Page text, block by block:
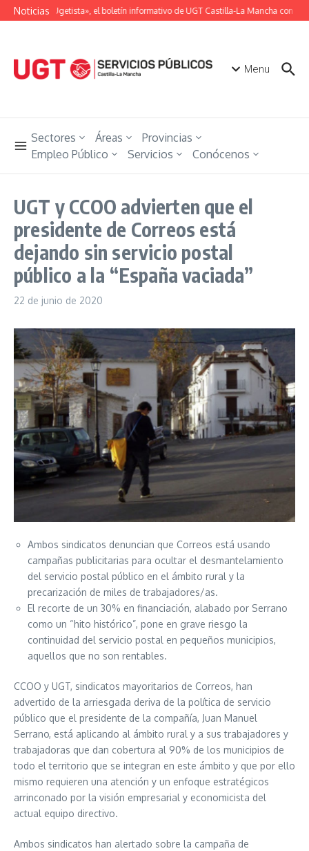
Saltar al contenido
Noticias
«Unión Ugetista», el boletín informativo de UGT Castilla-La Mancha con
Menu
Sectores Áreas
Provincias
Empleo Público
Servicios Conócenos
UGT y CCOO advierten que el
presidente de Correos está
dejando sin servicio postal
público a la “España vaciada”
22 de junio de 2020
Ambos sindicatos denuncian que Correos está usando
campañas publicitarias para ocultar el desmantelamiento
del servicio postal público en el ámbito rural y la
precarización de miles de trabajadores/as.
El recorte de un 30% en financiación, alabado por Serrano
como un “hito histórico”, pone en grave riesgo la
continuidad del servicio postal en pequeños municipios,
aquellos que no son rentables.
CCOO y UGT, sindicatos mayoritarios de Correos, han
advertido de la arriesgada deriva de la política de servicio
público que el presidente de la compañía, Juan Manuel
Serrano, está aplicando al ámbito rural y a sus trabajadores y
trabajadoras que dan cobertura al 90% de los municipios de
todo el territorio que se integran en este ámbito y que por ello
mismo requieren una atención y un enfoque estratégicos
arrinconado por la visión empresarial y economicista del
actual equipo directivo.
Ambos sindicatos han alertado sobre la campaña de